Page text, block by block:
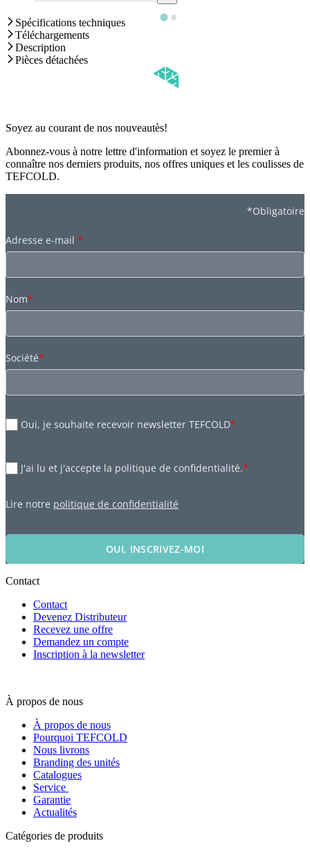
Spécifications techniques
Téléchargements
Description
Pièces détachées
Soyez au courant de nos nouveautès!
Abonnez-vous à notre lettre d'information et soyez le premier à
connaître nos derniers produits, nos offres uniques et les coulisses de
TEFCOLD.
*Obligatoire
Adresse e-mail *
Nom*
Société*
Oui, je souhaite recevoir newsletter TEFCOLD*
J'ai lu et j'accepte la politique de confidentialité.*
Lire notre politique de confidentialité
OUI, INSCRIVEZ-MOI
Contact
Contact
Devenez Distributeur
Recevez une offre
Demandez un compte
Inscription à la newsletter
À propos de nous
À propos de nous
Pourquoi TEFCOLD
Nous livrons
Branding des unités
Catalogues
Service
Garantie
Actualités
Catégories de produits